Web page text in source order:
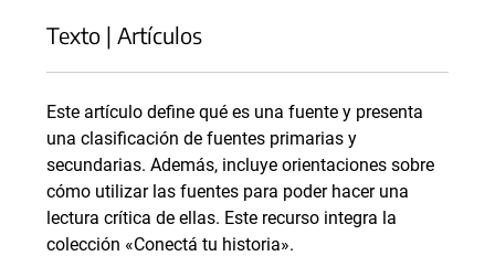
Texto | Artículos
Este artículo define qué es una fuente y presenta
una clasificación de fuentes primarias y
secundarias. Además, incluye orientaciones sobre
cómo utilizar las fuentes para poder hacer una
lectura crítica de ellas. Este recurso integra la
colección «Conectá tu historia».